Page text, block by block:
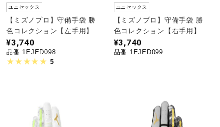
ユニセックス
【ミズノプロ】守備手袋 勝
色コレクション【左手用】
¥3,740
品番 1EJED098
5
ユニセックス
【ミズノプロ】守備手袋 勝
色コレクション【右手用】
¥3,740
品番 1EJED099